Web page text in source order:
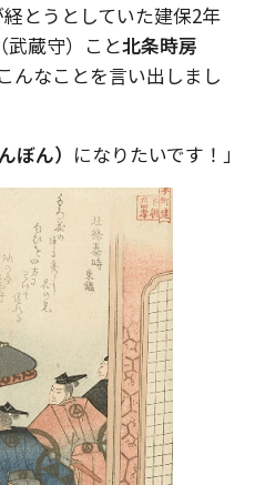
とうとしていた建保2年
武蔵守）こと北条時房
んなことを言い出しまし
ぼん） になりたいです！」